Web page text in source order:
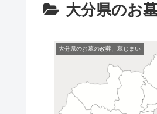
大分県のお
大分県のお墓の改葬、墓じまい